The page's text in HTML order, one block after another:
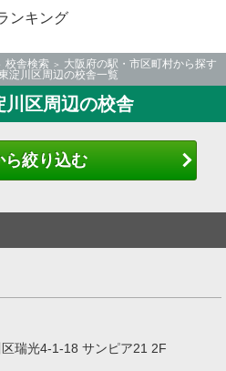
ンキング
校舎検索
大阪府の駅・市区町村から探す
淀川区周辺の校舎一覧
川区周辺の校舎
ら絞り込む
瑞光4-1-18 サンピア21 2F